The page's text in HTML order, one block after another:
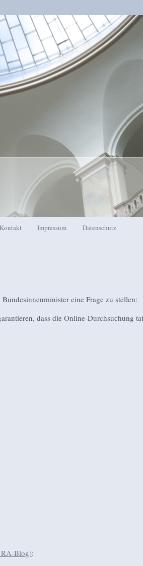
Kontakt Impressum Datenschutz
eine Frage zu stellen:
dass die Online-Durchsuchung
Blog):